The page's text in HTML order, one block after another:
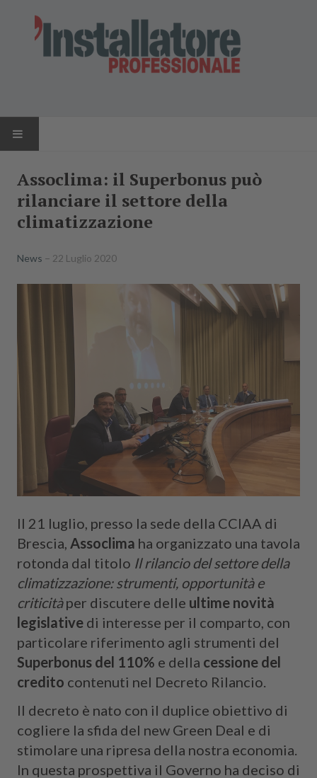
NEWS
Cerca
Assoclima: il Superbonus può
rilanciare il settore della
climatizzazione
News 22 Luglio 2020
Il 21 luglio, presso la sede della CCIAA di
Brescia, Assoclima ha organizzato una tavola
rotonda dal titolo Il rilancio del settore della
climatizzazione: strumenti, opportunità e
criticitàper discutere delle ultime novità
legislative di interesse per il comparto, con
particolare riferimento agli strumenti del
Superbonus del 110% e della cessione del
credito contenuti nel Decreto Rilancio.
Il decreto è nato con il duplice obiettivo di
cogliere la sfida del new Green Deal e di
stimolare una ripresa della nostra economia.
In questa prospettiva il Governo ha deciso di